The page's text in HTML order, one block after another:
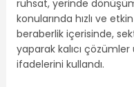
ruhsat, yerinde
konularında hızlı ve
beraberlik içerisinde,
yaparak kalıcı
ifadelerini kullandı.